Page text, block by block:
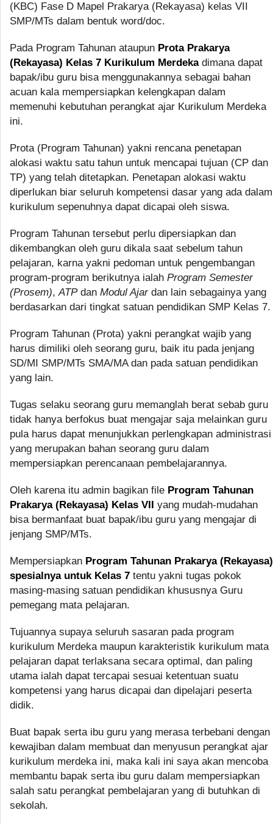
(KBC) Fase D Mapel Prakarya (Rekayasa) kelas VII
SMP/MTs dalam bentuk word/doc.
Pada Program Tahunan ataupun Prota Prakarya
(Rekayasa) Kelas 7 Kurikulum Merdekadimana dapat
bapak/ibu guru bisa menggunakannya sebagai bahan
acuan kala mempersiapkan kelengkapan dalam
memenuhi kebutuhan perangkat ajar Kurikulum Merdeka
ini.
Prota (Program Tahunan) yakni rencana penetapan
alokasi waktu satu tahun untuk mencapai tujuan (CP dan
TP) yang telah ditetapkan. Penetapan alokasi waktu
diperlukan biar seluruh kompetensi dasar yang ada dalam
kurikulum sepenuhnya dapat dicapai oleh siswa.
Program Tahunan tersebut perlu dipersiapkan dan
dikembangkan oleh guru dikala saat sebelum tahun
pelajaran, karna yakni pedoman untuk pengembangan
program-program berikutnya ialah Program Semester
(Prosem),ATPdan Modul Ajardan lain sebagainya yang
berdasarkan dari tingkat satuan pendidikan SMP Kelas 7.
Program Tahunan (Prota) yakni perangkat wajib yang
harus dimiliki oleh seorang guru, baik itu pada jenjang
SD/MI SMP/MTs SMA/MA dan pada satuan pendidikan
yang lain.
Tugas selaku seorang guru memanglah berat sebab guru
tidak hanya berfokus buat mengajar saja melainkan guru
pula harus dapat menunjukkan perlengkapan administrasi
yang merupakan bahan seorang guru dalam
mempersiapkan perencanaan pembelajarannya.
Oleh karena itu admin bagikan file Program Tahunan
Prakarya (Rekayasa) Kelas VII
yang mudah-mudahan
bisa bermanfaat buat bapak/ibu guru yang mengajar di
jenjang SMP/MTs.
Mempersiapkan Program Tahunan Prakarya (Rekayasa)
spesialnya untuk Kelas 7 tentu yakni tugas pokok
masing-masing satuan pendidikan khususnya Guru
pemegang mata pelajaran.
Tujuannya supaya seluruh sasaran pada program
kurikulum Merdeka maupun karakteristik kurikulum mata
pelajaran dapat terlaksana secara optimal, dan paling
utama ialah dapat tercapai sesuai ketentuan suatu
kompetensi yang harus dicapai dan dipelajari peserta
didik.
Buat bapak serta ibu guru yang merasa terbebani dengan
kewajiban dalam membuat dan menyusun perangkat ajar
kurikulum merdeka ini, maka kali ini saya akan mencoba
membantu bapak serta ibu guru dalam mempersiapkan
salah satu perangkat pembelajaran yang di butuhkan di
sekolah.